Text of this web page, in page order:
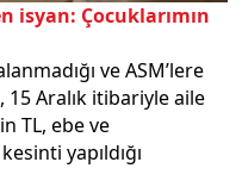
isyan: Çocuklarımın
ve ASM’lere
Aralık itibariyle aile
TL, ebe ve
yapıldığı